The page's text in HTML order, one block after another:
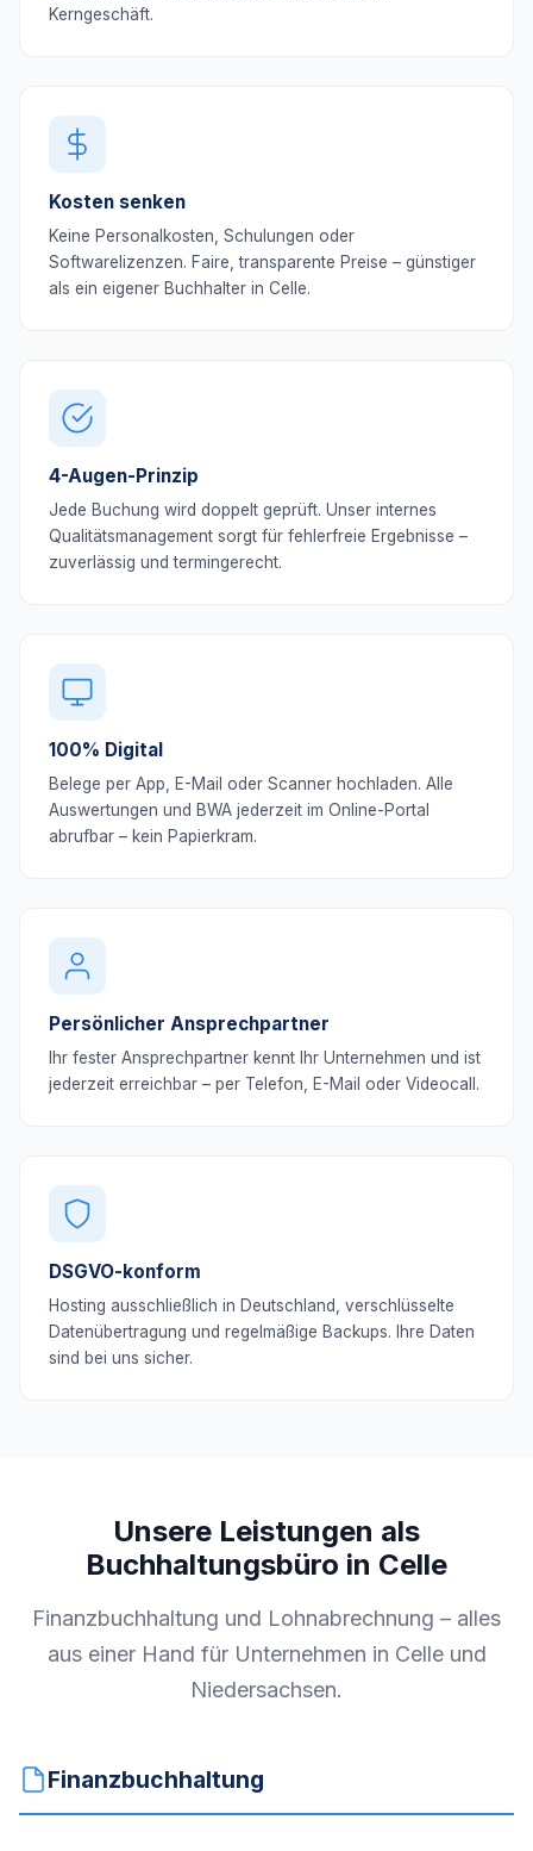
Kerngeschäft.
Kosten senken
Keine Personalkosten, Schulungen oder
Softwarelizenzen. Faire, transparente Preise – günstiger
als ein eigener Buchhalter in Celle.
4-Augen-Prinzip
Jede Buchung wird doppelt geprüft. Unser internes
Qualitätsmanagement sorgt für fehlerfreie Ergebnisse –
zuverlässig und termingerecht.
100% Digital
Belege per App, E-Mail oder Scanner hochladen. Alle
Auswertungen und BWA jederzeit im Online-Portal
abrufbar – kein Papierkram.
Persönlicher Ansprechpartner
Ihr fester Ansprechpartner kennt Ihr Unternehmen und ist
jederzeit erreichbar – per Telefon, E-Mail oder Videocall.
DSGVO-konform
Hosting ausschließlich in Deutschland, verschlüsselte
Datenübertragung und regelmäßige Backups. Ihre Daten
sind bei uns sicher.
Unsere Leistungen als
Buchhaltungsbüro in Celle
Finanzbuchhaltung und Lohnabrechnung – alles
aus einer Hand für Unternehmen in Celle und
Niedersachsen.
Finanzbuchhaltung